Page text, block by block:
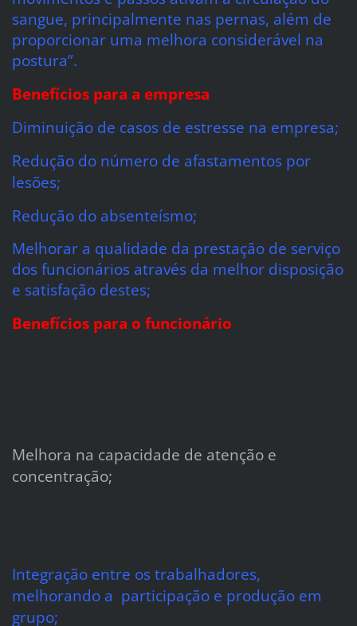
sangue, principalmente nas pernas, além de
proporcionar uma melhora considerável na
postura”.
Benefícios para a empresa
Diminuição de casos de estresse na empresa;
Redução do número de afastamentos por
lesões;
Redução do absenteísmo;
Melhorar a qualidade da prestação de serviço
dos funcionários através da melhor disposição
e satisfação destes;
Benefícios para o funcionário
Melhora na capacidade de atenção e
concentração;
Integração entre os trabalhadores,
melhorando a participação e produção em
grupo;